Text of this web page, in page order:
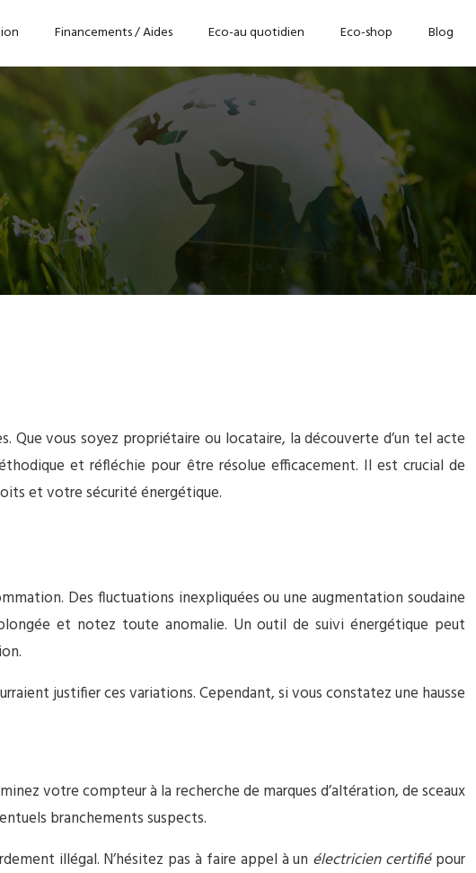
Financements / Aides Eco-au quotidien Eco-shop Blog
vous soyez propriétaire ou locataire, la découverte d’un tel acte
et réfléchie pour être résolue efficacement. Il est crucial de
et votre sécurité énergétique.
Des fluctuations inexpliquées ou une augmentation soudaine
et notez toute anomalie. Un outil de suivi énergétique peut
justifier ces variations. Cependant, si vous constatez une hausse
votre compteur à la recherche de marques d’altération, de sceaux
branchements suspects.
illégal. N’hésitez pas à faire appel à un électricien certifiépour